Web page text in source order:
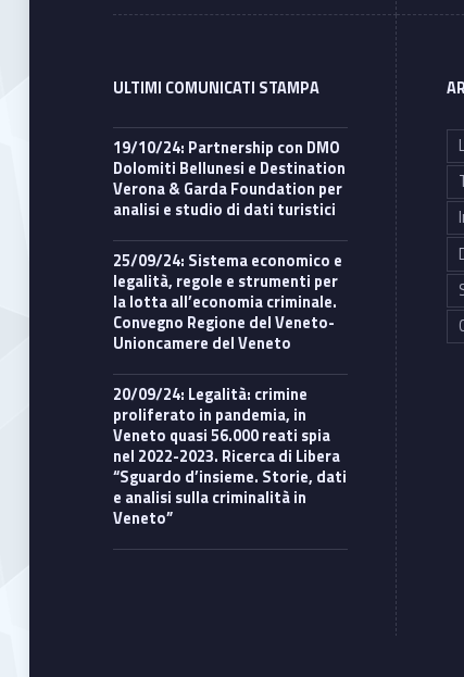
ULTIMI COMUNICATI STAMPA
19/10/24: Partnership con DMO
Dolomiti Bellunesi e Destination
Verona & Garda Foundation per
analisi e studio di dati turistici
25/09/24: Sistema economico e
legalità, regole e strumenti per
la lotta all’economia criminale.
Convegno Regione del Veneto-
Unioncamere del Veneto
20/09/24: Legalità: crimine
proliferato in pandemia, in
Veneto quasi 56.000 reati spia
nel 2022-2023. Ricerca di Libera
“Sguardo d’insieme. Storie, dati
e analisi sulla criminalità in
Veneto”